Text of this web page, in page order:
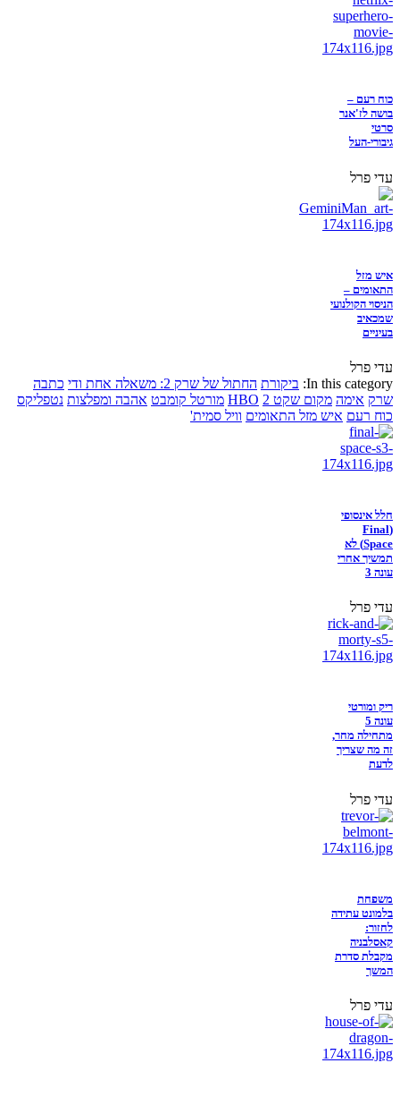
כוח רעם –
בושה לז'אנר
סרטי
גיבורי-העל
עדי פרל
איש מזל
התאומים –
הניסוי הקולנועי
שמכאיב
בעיניים
עדי פרל
In this category: ביקורת החתול של שרק 2: משאלה אחת ודי
כתבה
שרק אימה מקום שקט 2 HBO מורטל קומבט אהבה ומפלצות נטפליקס
כוח רעם איש מזל התאומים וויל סמית'
חלל אינסופי
(Final
Space) לא
תמשיך אחרי
עונה 3
עדי פרל
ריק ומורטי
עונה 5
מתחילה מחר,
זה מה שצריך
לדעת
עדי פרל
משפחת
בלמונט עתידה
לחזור:
קאסלבניה
מקבלת סדרת
המשך
עדי פרל